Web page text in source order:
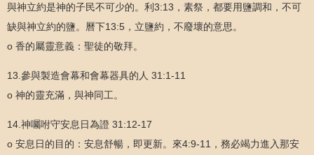
與神立約是神的子民不可少的。利3:13，素祭，都要用鹽調和，不可
缺與神立約的鹽。曆下13:5，立鹽約，不廢壞的意思。
o 香的屬靈意義：聖徒的敬拜。
13.參與製造會幕和會幕器具的人 31:1-11
o 神的靈充滿，與神同工。
14.神囑咐守安息日為證 31:12-17
o 安息日的目的：安息舒暢，即更新。來4:9-11，務必竭力進入那安